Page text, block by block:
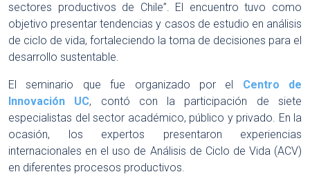
sectores productivos de Chile”. El encuentro tuvo como
objetivo presentar tendencias y casos de estudio en análisis
de ciclo de vida, fortaleciendo la toma de decisiones para el
desarrollo sustentable.
El seminario que fue organizado por el Centro de
Innovación UC, contó con la participación de siete
especialistas del sector académico, público y privado. En la
ocasión, los expertos presentaron experiencias
internacionales en el uso de Análisis de Ciclo de Vida (ACV)
en diferentes procesos productivos.